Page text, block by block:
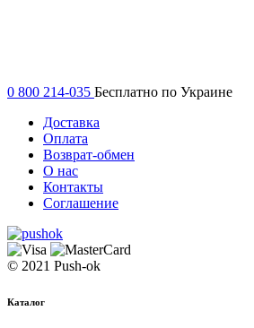
0 800 214-035 Бесплатно по Украине
Доставка
Оплата
Возврат-обмен
О нас
Контакты
Соглашение
© 2021 Push-ok
Каталог